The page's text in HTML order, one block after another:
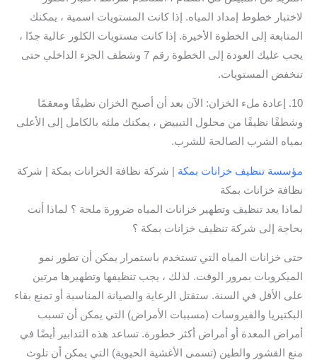
لاختبار خطوط إمداد المياه. إذا كانت المستويات اسمية ، يمكنك
المتابعة إلى الخطوة الأخيرة. إذا كانت مستويات الكلور عالية جدًا ،
يجب عليك العودة إلى الخطوة رقم 7 وشطف الجزء الداخلي حتى
تنخفض المستويات.
10. إعادة ملء الخزان: الآن بعد أن أصبح الخزان نظيفًا ومعقمًا
وشطفًا نظيفًا من محلول التبييض ، يمكنك ملئه بالكامل إلى الأعلى
بمياه الشرب الصالحة للشرب.
مؤسسة تنظيف خزانات بمكة | شركة نظافة الخزانات بمكة | شركة
نظافة خزانات بمكة
لماذا يعد تنظيف وتطهير خزانات المياه ضرورة ملحة ؟ لماذا أنت
بحاجة إلى شركة تنظيف خزانات بمكة ؟
حتى خزانات المياه التي تستخدم باستمرار يمكن أن تطور نمو
الميكروبات بمرور الوقت. لذلك ، يجب تنظيفها وتطهيرها مرتين
على الأقل في السنة. ستقتل الرعاية والصيانة المناسبة أو تمنع بقاء
البكتيريا والفيروسات (مسببات الأمراض) التي يمكن أن تسبب
أمراض المعدة أو أمراض أكثر خطورة. تساعد هذه التدابير أيضًا في
منع القشور والطين (تسمى الأغشية الحيوية) التي يمكن أن تلوث